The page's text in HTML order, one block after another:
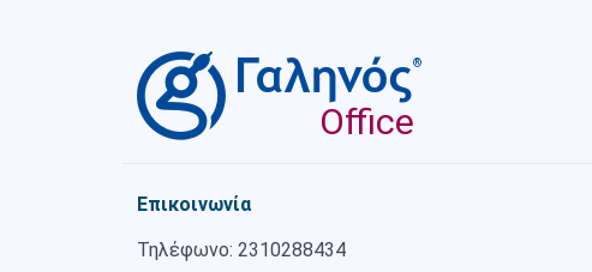
®
Office
Επικοινωνία
Τηλέφωνο: 2310288434